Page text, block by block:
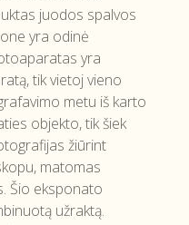
juodos spalvos
yra odinė
yra
tik vietoj vieno
metu iš karto
objekto, tik šiek
žiūrint
matomas
Šio eksponato
užraktą.